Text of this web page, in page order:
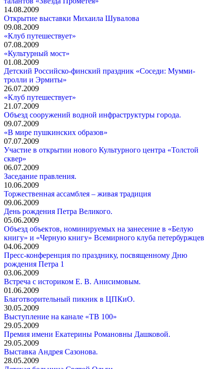
14.08.2009
Открытие выставки Михаила Шувалова
09.08.2009
«Клуб путешествует»
07.08.2009
«Культурный мост»
01.08.2009
Детский Российско-финский праздник «Соседи: Мумми-
тролли и Эрмиты»
26.07.2009
«Клуб путешествует»
21.07.2009
Объезд сооружений водной инфраструктуры города.
09.07.2009
«В мире пушкинских образов»
07.07.2009
Участие в открытии нового Культурного центра «Толстой
сквер»
06.07.2009
Заседание правления.
10.06.2009
Торжественная ассамблея – живая традиция
09.06.2009
День рождения Петра Великого.
05.06.2009
Объезд объектов, номинируемых на занесение в «Белую
книгу» и «Черную книгу» Всемирного клуба петербуржцев
04.06.2009
Пресс-конференция по празднику, посвященному Дню
рождения Петра 1
03.06.2009
Встреча с историком Е. В. Анисимовым.
01.06.2009
Благотворительный пикник в ЦПКиО.
30.05.2009
Выступление на канале «ТВ 100»
29.05.2009
Премия имени Екатерины Романовны Дашковой.
29.05.2009
Выставка Андрея Сазонова.
28.05.2009